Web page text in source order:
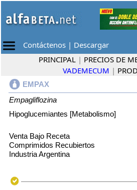
Contáctenos | Descargar
PRINCIPAL | PRECIOS DE
VADEMECUM |
EMPAX
Empagliflozina
Hipoglucemiantes [Metabolismo]
Venta Bajo Receta
Comprimidos Recubiertos
Industria Argentina